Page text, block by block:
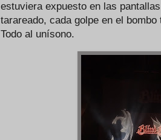
estuviera expuesto en las
tarareado, cada golpe en el
Todo al unísono.